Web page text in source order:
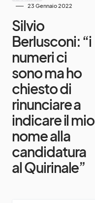
23 Gennaio 2022
Silvio
Berlusconi: “i
numeri ci
sono ma ho
chiesto di
rinunciare a
indicare il mio
nome alla
candidatura
al Quirinale”